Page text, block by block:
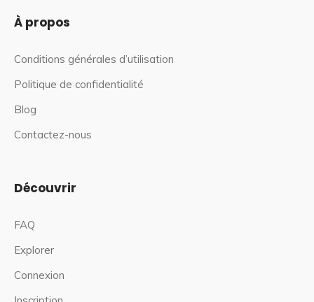
À propos
Conditions générales d’utilisation
Politique de confidentialité
Blog
Contactez-nous
Découvrir
FAQ
Explorer
Connexion